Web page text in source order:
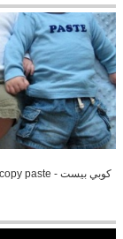
كوبي بيست - copy paste